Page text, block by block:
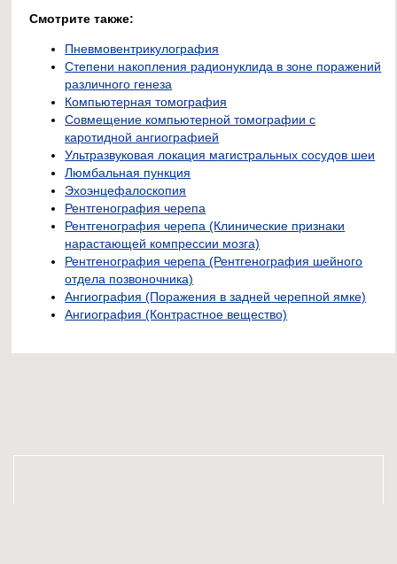
Смотрите также:
Пневмовентрикулография
Степени накопления радионуклида в зоне поражений
различного генеза
Компьютерная томография
Совмещение компьютерной томографии с
каротидной ангиографией
Ультразвуковая локация магистральных сосудов шеи
Люмбальная пункция
Эхоэнцефалоскопия
Рентгенография черепа
Рентгенография черепа (Клинические признаки
нарастающей компрессии мозга)
Рентгенография черепа (Рентгенография шейного
отдела позвоночника)
Ангиография (Поражения в задней черепной ямке)
Ангиография (Контрастное вещество)